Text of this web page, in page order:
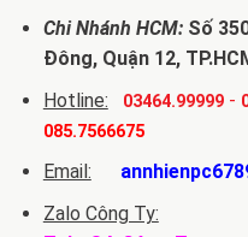
Chi Nhánh HCM:Số
Đông, Quận 12,
Hotline:
03464.99999-
085.7566675
Email:
Zalo Công Ty: